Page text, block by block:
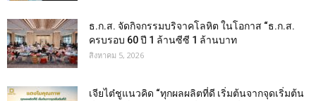
ธ.ก.ส. จัดกิจกรรมบริจาคโลหิต ในโอกาส “ธ.ก.ส.
ครบรอบ 60 ปี 1 ล้านซีซี 1 ล้านบาท
สิงหาคม 5, 2026
เจียไต๋ชูแนวคิด “ทุกผลผลิตที่ดี เริ่มต้นจากจุดเริ่มต้น